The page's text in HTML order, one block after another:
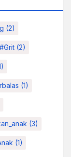
(2)
#grit (2)
(1)
(3)
(1)